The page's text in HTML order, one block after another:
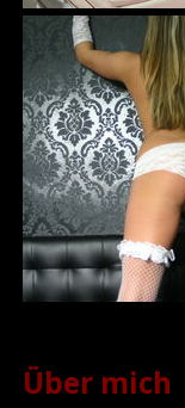
Über mich